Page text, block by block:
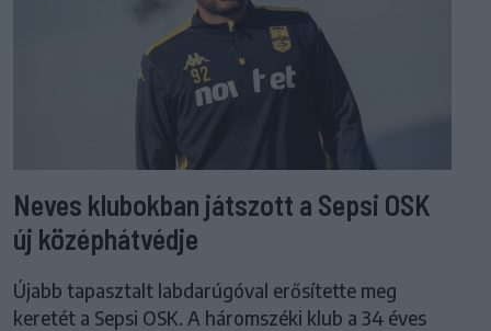
Neves klubokban játszott a Sepsi OSK
új középhátvédje
Újabb tapasztalt labdarúgóval erősítette meg
keretét a Sepsi OSK. A háromszéki klub a 34 éves